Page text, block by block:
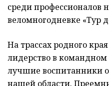
среди профессионалов
веломногодневке «Тур
На трассах родного
лидерство в
лучшие воспитанники
нашей области.